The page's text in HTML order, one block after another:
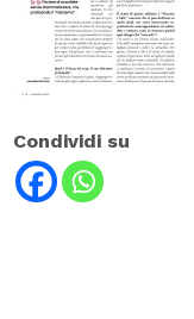
Condividi su